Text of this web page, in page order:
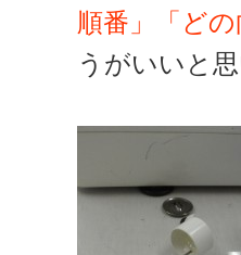
順番」「ど
うがいいと思